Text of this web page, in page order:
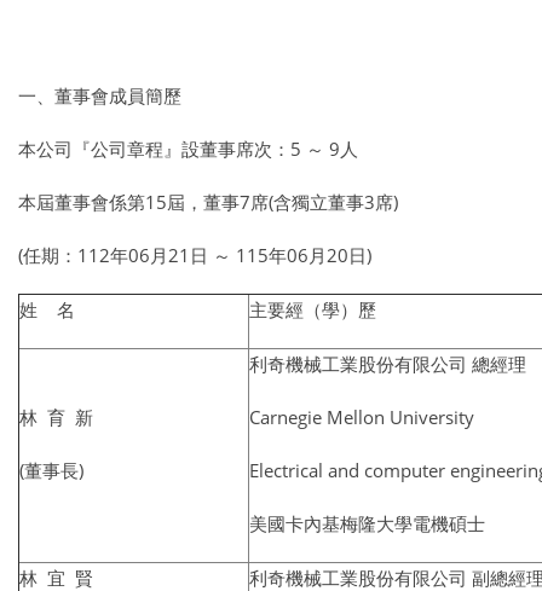
一、董事會成員簡歷
本公司『公司章程』設董事席次：5 ～ 9人
本屆董事會係第15屆，董事7席(含獨立董事3席)
(任期：112年06月21日 ～ 115年06月20日)
姓 名 主要經（學）歷
林 育 新
(董事長)
利奇機械工業股份有限公司 總經理
Carnegie Mellon University
Electrical and computer
美國卡內基梅隆大學電機碩士
林 宜 賢 利奇機械工業股份有限公司 副總經